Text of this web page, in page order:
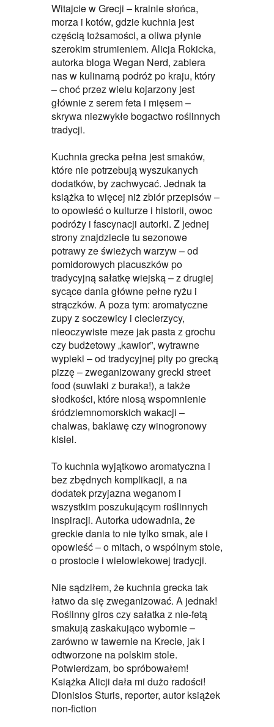
Witajcie w Grecji – krainie słońca,
morza i kotów, gdzie kuchnia jest
częścią tożsamości, a oliwa płynie
szerokim strumieniem. Alicja Rokicka,
autorka bloga Wegan Nerd, zabiera
nas w kulinarną podróż po kraju, który
– choć przez wielu kojarzony jest
głównie z serem feta i mięsem –
skrywa niezwykłe bogactwo roślinnych
tradycji.
Kuchnia grecka pełna jest smaków,
które nie potrzebują wyszukanych
dodatków, by zachwycać. Jednak ta
książka to więcej niż zbiór przepisów –
to opowieść o kulturze i historii, owoc
podróży i fascynacji autorki. Z jednej
strony znajdziecie tu sezonowe
potrawy ze świeżych warzyw – od
pomidorowych placuszków po
tradycyjną sałatkę wiejską – z drugiej
sycące dania główne pełne ryżu i
strączków. A poza tym: aromatyczne
zupy z soczewicy i ciecierzycy,
nieoczywiste meze jak pasta z grochu
czy budżetowy „kawior”, wytrawne
wypieki – od tradycyjnej pity po grecką
pizzę – zweganizowany grecki street
food (suwlaki z buraka!), a także
słodkości, które niosą wspomnienie
śródziemnomorskich wakacji –
chalwas, baklawę czy winogronowy
kisiel.
To kuchnia wyjątkowo aromatyczna i
bez zbędnych komplikacji, a na
dodatek przyjazna weganom i
wszystkim poszukującym roślinnych
inspiracji. Autorka udowadnia, że
greckie dania to nie tylko smak, ale i
opowieść – o mitach, o wspólnym stole,
o prostocie i wielowiekowej tradycji.
Nie sądziłem, że kuchnia grecka tak
łatwo da się zweganizować. A jednak!
Roślinny giros czy sałatka z nie-fetą
smakują zaskakująco wybornie –
zarówno w tawernie na Krecie, jak i
odtworzone na polskim stole.
Potwierdzam, bo spróbowałem!
Książka Alicji dała mi dużo radości!
Dionisios Sturis, reporter, autor książek
non-fiction